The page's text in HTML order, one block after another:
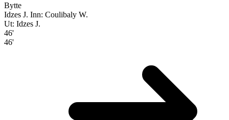
Bytte
Idzes J. Inn: Coulibaly W.
Ut: Idzes J.
46'
46'